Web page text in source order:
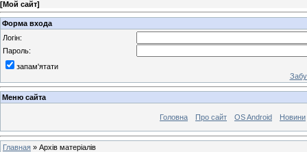
[Мой сайт]
Форма входа
Логін:
Пароль:
запам'ятати
Меню сайта
Головна Про сайт OS Android Новини
Главная » Архів матеріалів